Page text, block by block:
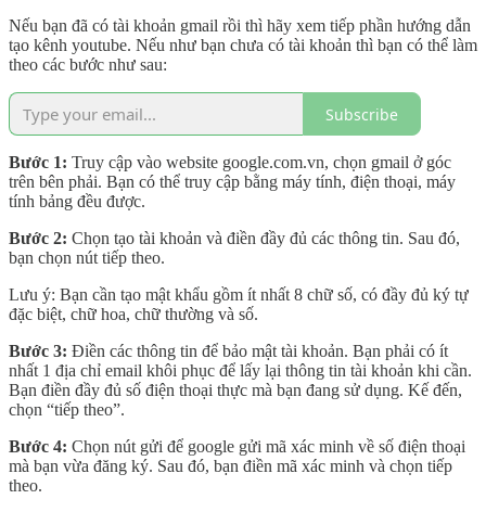
Nếu bạn đã có tài khoản gmail rồi thì hãy xem tiếp phần hướng dẫn
tạo kênh youtube. Nếu như bạn chưa có tài khoản thì bạn có thể làm
theo các bước như sau:
Subscribe
Bước 1: Truy cập vào website google.com.vn, chọn gmail ở góc
trên bên phải. Bạn có thể truy cập bằng máy tính, điện thoại, máy
tính bảng đều được.
Bước 2: Chọn tạo tài khoản và điền đầy đủ các thông tin. Sau đó,
bạn chọn nút tiếp theo.
Lưu ý: Bạn cần tạo mật khẩu gồm ít nhất 8 chữ số, có đầy đủ ký tự
đặc biệt, chữ hoa, chữ thường và số.
Bước 3: Điền các thông tin để bảo mật tài khoản. Bạn phải có ít
nhất 1 địa chỉ email khôi phục để lấy lại thông tin tài khoản khi cần.
Bạn điền đầy đủ số điện thoại thực mà bạn đang sử dụng. Kế đến,
chọn “tiếp theo”.
Bước 4: Chọn nút gửi để google gửi mã xác minh về số điện thoại
mà bạn vừa đăng ký. Sau đó, bạn điền mã xác minh và chọn tiếp
theo.